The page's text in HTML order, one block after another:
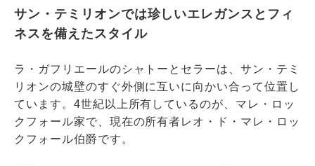
サン・テミリオンでは珍しいエレガンスとフィ
ネスを備えたスタイル
ラ・ガフリエールのシャトーとセラーは、サン・テミ
リオンの城壁のすぐ外側に互いに向かい合って位置し
ています。4世紀以上所有しているのが、マレ・ロッ
クフォール家で、現在の所有者レオ・ド・マレ・ロッ
クフォール伯爵です。